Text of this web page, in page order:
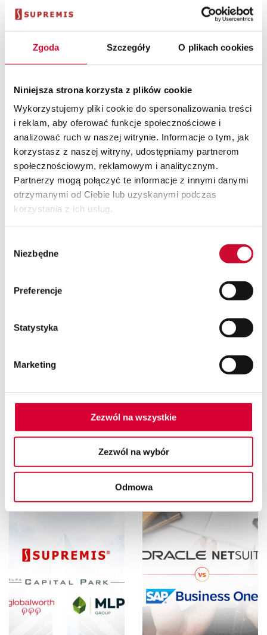
Zgoda Szczegóły O plikach cookies
Niniejsza strona korzysta z plików cookie
Wykorzystujemy pliki cookie do spersonalizowania treści
i reklam, aby oferować funkcje społecznościowe i
analizować ruch w naszej witrynie. Informacje o tym, jak
korzystasz z naszej witryny, udostępniamy partnerom
społecznościowym, reklamowym i analitycznym.
Partnerzy mogą połączyć te informacje z innymi danymi
otrzymanymi od Ciebie lub uzyskanymi podczas
korzystania z ich usług.
zgody
Niezbędne
Preferencje
Statystyka
Marketing
Zezwól na wszystkie
Zezwól na wybór
Odmowa
Jeśli interesuje Cię
usprawnianie działania Twojego
przedsiębiorstwa,
skontaktuj się z nami, żeby uzyskać więcej
informacji.
Dowiedz się więcej
Sprawdź również
24.02.2026
AI w systemach ERP:
zastosowania i
5 oznak, że obecny
system ERP blokuje
Twój biznes